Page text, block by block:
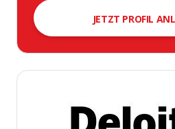
JETZT PROFIL